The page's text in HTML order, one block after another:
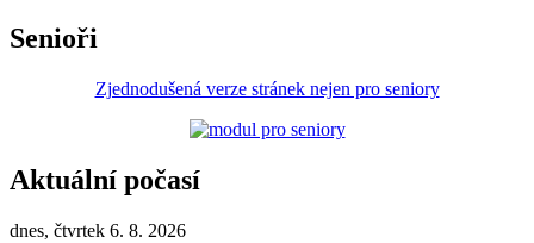
Senioři
Zjednodušená verze stránek nejen pro seniory
Aktuální počasí
dnes, čtvrtek 6. 8. 2026